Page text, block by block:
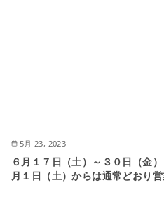
5月 23, 2023
６月１７日（土）～３０日（金
月１日（土）からは通常どおり営